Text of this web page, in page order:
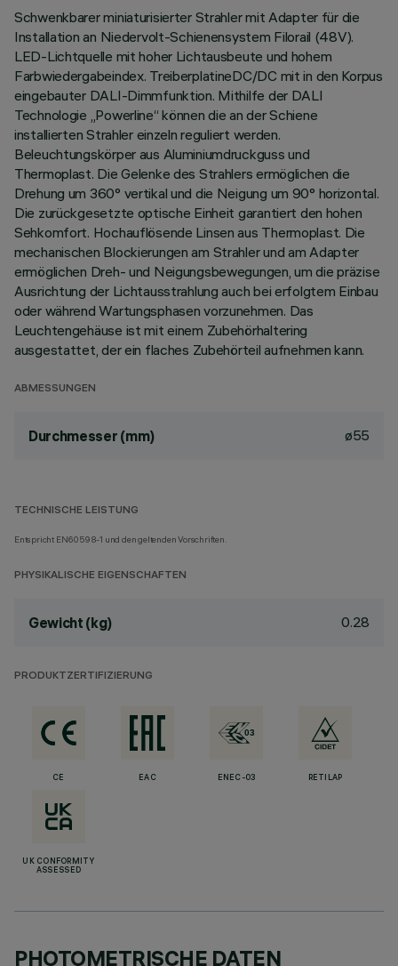
Schwenkbarer miniaturisierter Strahler mit Adapter für die
Installation an Niedervolt-Schienensystem Filorail (48V).
LED-Lichtquelle mit hoher Lichtausbeute und hohem
Farbwiedergabeindex. TreiberplatineDC/DC mit in den Korpus
eingebauter DALI-Dimmfunktion. Mithilfe der DALI
Technologie „Powerline“ können die an der Schiene
installierten Strahler einzeln reguliert werden.
Beleuchtungskörper aus Aluminiumdruckguss und
Thermoplast. Die Gelenke des Strahlers ermöglichen die
Drehung um 360° vertikal und die Neigung um 90° horizontal.
Die zurückgesetzte optische Einheit garantiert den hohen
Sehkomfort. Hochauflösende Linsen aus Thermoplast. Die
mechanischen Blockierungen am Strahler und am Adapter
ermöglichen Dreh- und Neigungsbewegungen, um die präzise
Ausrichtung der Lichtausstrahlung auch bei erfolgtem Einbau
oder während Wartungsphasen vorzunehmen. Das
Leuchtengehäuse ist mit einem Zubehörhaltering
ausgestattet, der ein flaches Zubehörteil aufnehmen kann.
ABMESSUNGEN
Durchmesser (mm) ø55
TECHNISCHE LEISTUNG
Entspricht EN60598-1 und den geltenden Vorschriften.
PHYSIKALISCHE EIGENSCHAFTEN
Gewicht (kg) 0.28
PRODUKTZERTIFIZIERUNG
CE EAC ENEC-03 RETILAP
UK CONFORMITY
ASSESSED
PHOTOMETRISCHE DATEN